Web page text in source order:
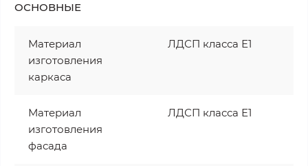
ОСНОВНЫЕ
Материал
изготовления
каркаса
ЛДСП класса Е1
Материал
изготовления
фасада
ЛДСП класса Е1